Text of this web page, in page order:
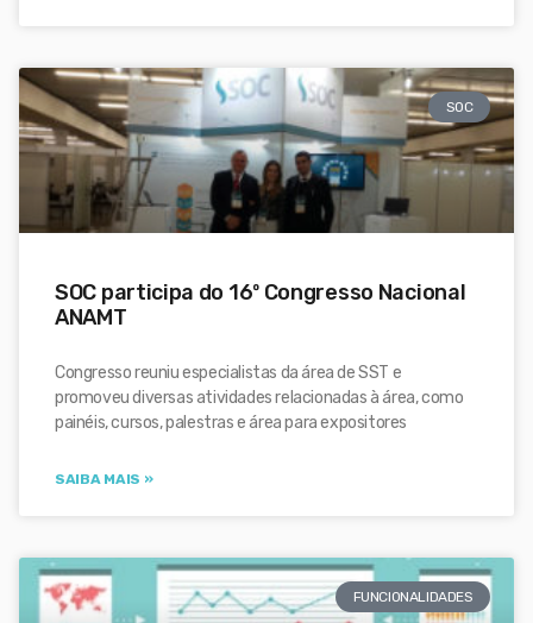
SOC
SOC participa do 16º Congresso Nacional
ANAMT
Congresso reuniu especialistas da área de SST e
promoveu diversas atividades relacionadas à área, como
painéis, cursos, palestras e área para expositores
SAIBA MAIS »
FUNCIONALIDADES